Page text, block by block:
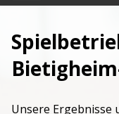
Unsere Ergebnisse